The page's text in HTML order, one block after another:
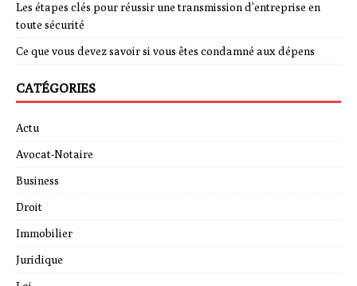
Les étapes clés pour réussir une transmission d’entreprise en
toute sécurité
Ce que vous devez savoir si vous êtes condamné aux dépens
CATÉGORIES
Actu
Avocat-Notaire
Business
Droit
Immobilier
Juridique